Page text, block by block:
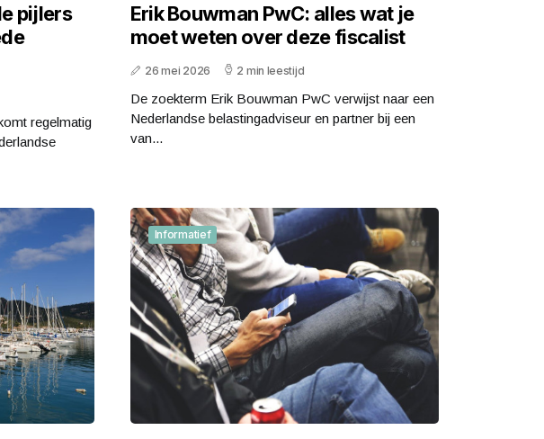
pijlers
regelmatig
Erik Bouwman PwC: alles wat je
moet weten over deze fiscalist
26 mei 2026 2 min leestijd
De zoekterm Erik Bouwman PwC verwijst naar een
Nederlandse belastingadviseur en partner bij een
van...
Informatief